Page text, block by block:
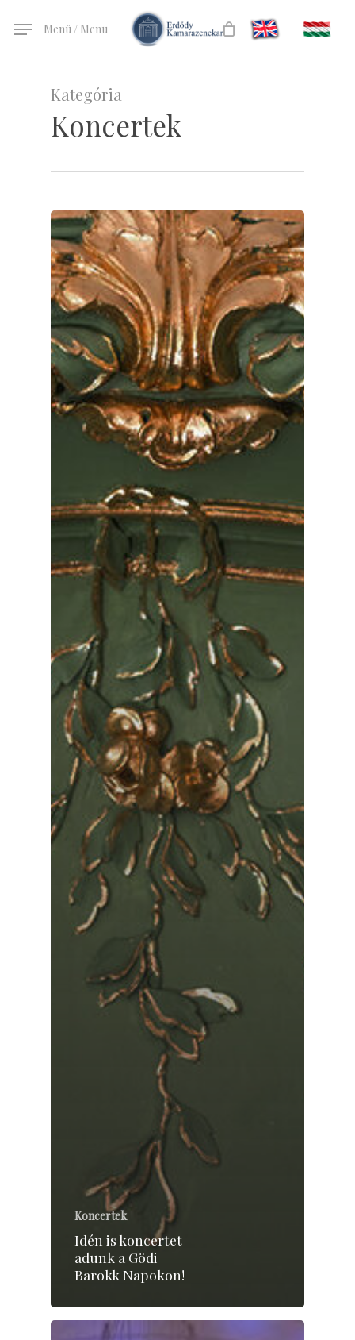
Menü / Menu
Kategória
Koncertek
Koncertek
Idén is koncertet
adunk a Gödi
Barokk Napokon!